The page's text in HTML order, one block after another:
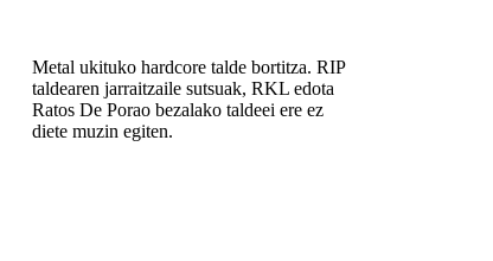
Metal ukituko hardcore talde bortitza. RIP
taldearen jarraitzaile sutsuak, RKL edota
Ratos De Porao bezalako taldeei ere ez
diete muzin egiten.